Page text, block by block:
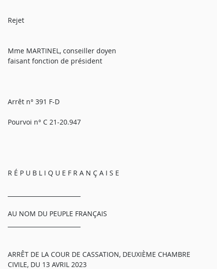
Rejet
Mme MARTINEL, conseiller doyen
faisant fonction de président
Arrêt n° 391 F-D
Pourvoi n° C 21-20.947
R É P U B L I Q U E F R A N Ç A I S E
AU NOM DU PEUPLE FRANÇAIS
ARRÊT DE LA COUR DE CASSATION, DEUXIÈME CHAMBRE
CIVILE, DU 13 AVRIL 2023